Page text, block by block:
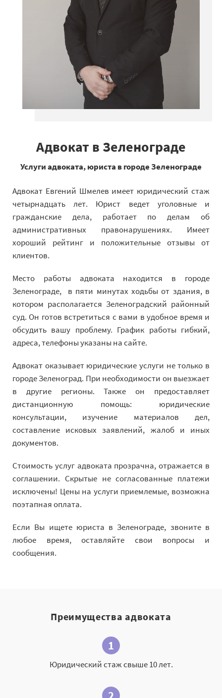
Адвокат в Зеленограде
Услуги адвоката, юриста в городе Зеленограде
Адвокат Евгений Шмелев имеет юридический стаж
четырнадцать лет. Юрист ведет уголовные и
гражданские дела, работает по делам об
административных правонарушениях. Имеет
хороший рейтинг и положительные отзывы от
клиентов.
Место работы адвоката находится в городе
Зеленограде, в пяти минутах ходьбы от здания, в
котором располагается Зеленоградский районный
суд. Он готов встретиться с вами в удобное время и
обсудить вашу проблему. График работы гибкий,
адреса, телефоны указаны на сайте.
Адвокат оказывает юридические услуги не только в
городе Зеленоград. При необходимости он выезжает
в другие регионы. Также он предоставляет
дистанционную помощь: юридические
консультации, изучение материалов дел,
составление исковых заявлений, жалоб и иных
документов.
Стоимость услуг адвоката прозрачна, отражается в
соглашении. Скрытые не согласованные платежи
исключены! Цены на услуги приемлемые, возможна
поэтапная оплата.
Если Вы ищете юриста в Зеленограде, звоните в
любое время, оставляйте свои вопросы и
сообщения.
Преимущества адвоката
1
Юридический стаж свыше 10 лет.